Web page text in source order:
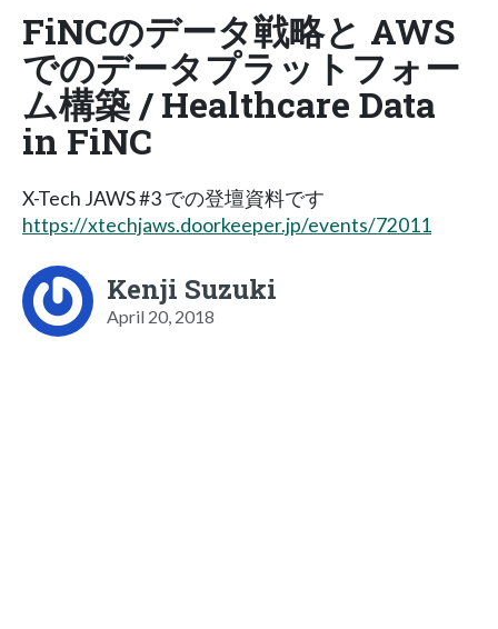
FiNCのデータ戦略と​ AWS
でのデータプラットフォー
ム構築​ / Healthcare Data
in FiNC
X-Tech JAWS #3 での登壇資料です
https://xtechjaws.doorkeeper.jp/events/72011
Kenji Suzuki
April 20, 2018